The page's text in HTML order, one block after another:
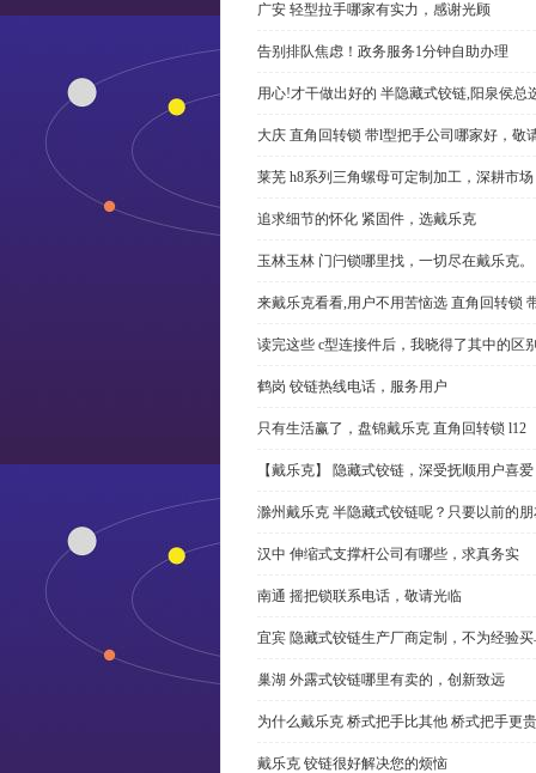
广安 轻型拉手哪家有实力，感谢光顾
告别排队焦虑！政务服务1分钟自助办理
用心!才干做出好的 半隐藏式铰链,阳泉侯总
大庆 直角回转锁 带l型把手公司哪家好，敬
莱芜 h8系列三角螺母可定制加工，深耕市场
追求细节的怀化 紧固件，选戴乐克
玉林玉林 门闩锁哪里找，一切尽在戴乐克。
来戴乐克看看,用户不用苦恼选 直角回转锁
读完这些 c型连接件后，我晓得了其中的区
鹤岗 铰链热线电话，服务用户
只有生活赢了，盘锦戴乐克 直角回转锁 l12
【戴乐克】 隐藏式铰链，深受抚顺用户喜
滁州戴乐克 半隐藏式铰链呢？只要以前的
汉中 伸缩式支撑杆公司有哪些，求真务实
南通 摇把锁联系电话，敬请光临
宜宾 隐藏式铰链生产厂商定制，不为经验
巢湖 外露式铰链哪里有卖的，创新致远
为什么戴乐克 桥式把手比其他 桥式把手更
戴乐克 铰链很好解决您的烦恼